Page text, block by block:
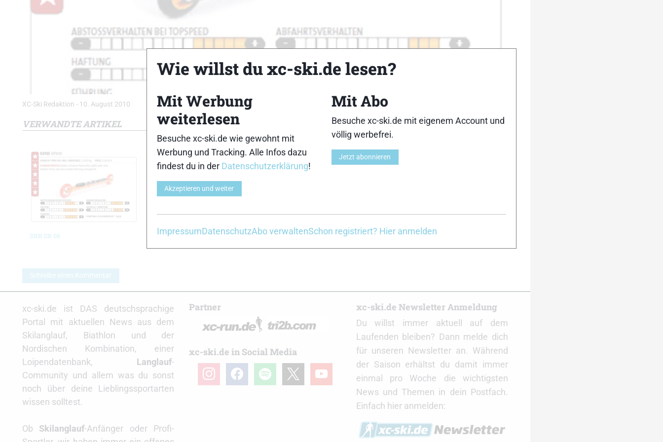
XC-Ski Redaktion - 10. August 2010
VERWANDTE ARTIKEL
SRB SR 06 Ski Skett Cobra Pro Gold 84 Ski Skett Cobra Pro Gold 80
Zurück Weiter
Schreibe einen Kommentar
xc-ski.de ist DAS deutschsprachige
Portal mit aktuellen News aus dem
Skilanglauf, Biathlon und der
Nordischen Kombination, einer
Loipendatenbank, Langlauf-
Community und allem was du sonst
noch über deine Lieblingssportarten
wissen solltest.
Ob Skilanglauf-Anfänger oder Profi-
Partner
xc-ski.de in Social Media
instagramfacebookspotify youtube
xc-ski.de Newsletter Anmeldung
Du willst immer aktuell auf dem
Laufenden bleiben? Dann melde dich
für unseren Newsletter an. Während
der Saison erhältst du damit immer
einmal pro Woche die wichtigsten
News und Themen in dein Postfach.
Einfach hier anmelden:
Wie willst du xc-ski.de lesen?
Mit Werbung
weiterlesen
Besuche xc-ski.de wie gewohnt mit
Werbung und Tracking. Alle Infos dazu
findest du in der Datenschutzerklärung!
Akzeptieren und weiter
Mit Abo
Besuche xc-ski.de mit eigenem Account und
völlig werbefrei.
Jetzt abonnieren
ImpressumDatenschutzAbo verwaltenSchon registriert? Hier anmelden